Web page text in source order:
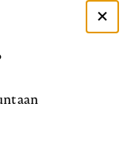
onsaan